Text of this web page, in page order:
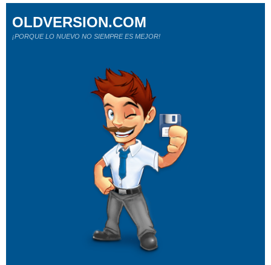
OLDVERSION.COM
¡PORQUE LO NUEVO NO SIEMPRE ES MEJOR!